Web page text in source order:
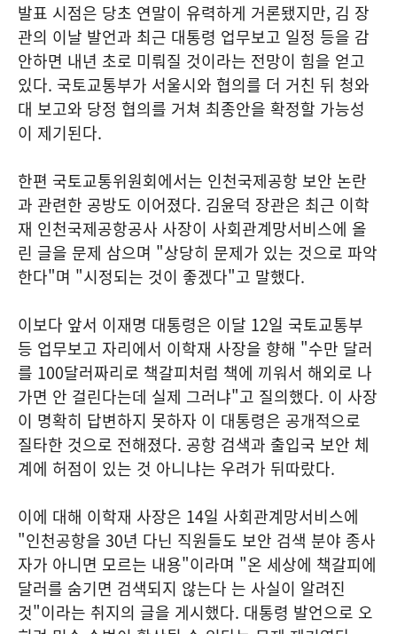
발표 시점은 당초 연말이 유력하게 거론됐지만, 김 장
관의 이날 발언과 최근 대통령 업무보고 일정 등을 감
안하면 내년 초로 미뤄질 것이라는 전망이 힘을 얻고
있다. 국토교통부가 서울시와 협의를 더 거친 뒤 청와
대 보고와 당정 협의를 거쳐 최종안을 확정할 가능성
이 제기된다.
한편 국토교통위원회에서는 인천국제공항 보안 논란
과 관련한 공방도 이어졌다. 김윤덕 장관은 최근 이학
재 인천국제공항공사 사장이 사회관계망서비스에 올
린 글을 문제 삼으며 "상당히 문제가 있는 것으로 파악
한다"며 "시정되는 것이 좋겠다"고 말했다.
이보다 앞서 이재명 대통령은 이달 12일 국토교통부
등 업무보고 자리에서 이학재 사장을 향해 "수만 달러
를 100달러짜리로 책갈피처럼 책에 끼워서 해외로 나
가면 안 걸린다는데 실제 그러냐"고 질의했다. 이 사장
이 명확히 답변하지 못하자 이 대통령은 공개적으로
질타한 것으로 전해졌다. 공항 검색과 출입국 보안 체
계에 허점이 있는 것 아니냐는 우려가 뒤따랐다.
이에 대해 이학재 사장은 14일 사회관계망서비스에
"인천공항을 30년 다닌 직원들도 보안 검색 분야 종사
자가 아니면 모르는 내용"이라며 "온 세상에 책갈피에
달러를 숨기면 검색되지 않는다 는 사실이 알려진
것"이라는 취지의 글을 게시했다. 대통령 발언으로 오